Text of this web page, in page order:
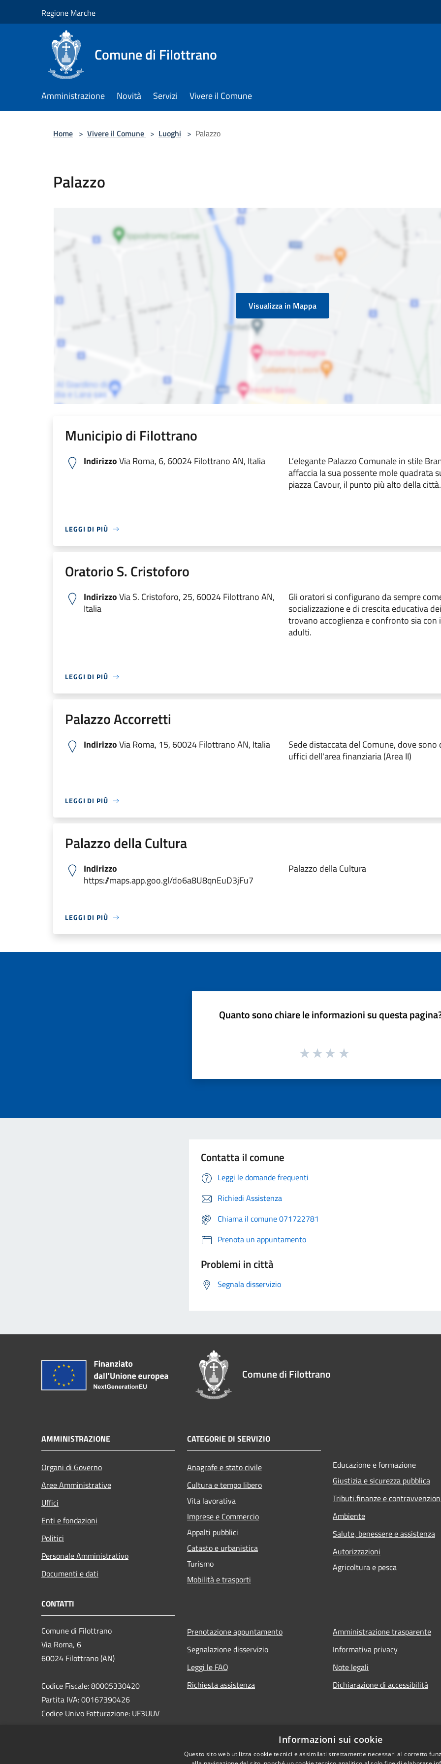
Regione Marche
Comune di Filottrano
Amministrazione Novità Servizi Vivere il Comune
Home > Vivere il Comune > Luoghi > Palazzo
Palazzo
Visualizza in Mappa
Municipio di Filottrano
IndirizzoVia Roma, 6, 60024 Filottrano AN, Italia
L’elegante Palazzo Comunale in stile
affaccia la sua possente mole quadrata
piazza Cavour, il punto più alto della città.
LEGGI DI PIÙ
Oratorio S. Cristoforo
IndirizzoVia S. Cristoforo, 25, 60024 Filottrano AN,
Italia
Gli oratori si configurano da sempre
socializzazione e di crescita educativa
trovano accoglienza e confronto sia con
adulti.
LEGGI DI PIÙ
Palazzo Accorretti
IndirizzoVia Roma, 15, 60024 Filottrano AN, Italia
Sede distaccata del Comune, dove sono
uffici dell'area finanziaria (Area II)
LEGGI DI PIÙ
Palazzo della Cultura
Indirizzo
https://maps.app.goo.gl/do6a8U8qnEuD3jFu7
Palazzo della Cultura
LEGGI DI PIÙ
Quanto sono chiare le informazioni su questa
Contatta il comune
Leggi le domande frequenti
Richiedi Assistenza
Chiama il comune 071722781
Prenota un appuntamento
Problemi in città
Segnala disservizio
Comune di Filottrano
AMMINISTRAZIONE
Organi di Governo
Aree Amministrative
Uffici
Enti e fondazioni
Politici
Personale Amministrativo
Documenti e dati
CATEGORIE DI SERVIZIO
Anagrafe e stato civile
Cultura e tempo libero
Vita lavorativa
Imprese e Commercio
Appalti pubblici
Catasto e urbanistica
Turismo
Mobilità e trasporti
Educazione e formazione
Giustizia e sicurezza pubblica
Tributi,finanze e
Ambiente
Salute, benessere e assistenza
Autorizzazioni
Agricoltura e pesca
CONTATTI
Comune di Filottrano
Via Roma, 6
60024 Filottrano (AN)
Codice Fiscale: 80005330420
Partita IVA: 00167390426
Codice Univo Fatturazione: UF3UUV
Prenotazione appuntamento
Segnalazione disservizio
Leggi le FAQ
Richiesta assistenza
Amministrazione trasparente
Informativa privacy
Note legali
Dichiarazione di accessibilità
Informazioni sui cookie
Questo sito web utilizza cookie tecnici e assimilati strettamente necessari al corretto